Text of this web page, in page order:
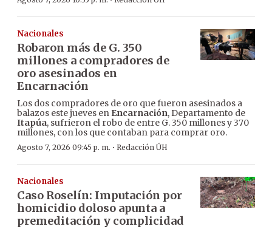
Nacionales
Robaron más de G. 350
millones a compradores de
oro asesinados en
Encarnación
Los dos compradores de oro que fueron asesinados a
balazos este jueves en Encarnación, Departamento de
Itapúa, sufrieron el robo de entre G. 350 millones y 370
millones, con los que contaban para comprar oro.
Agosto 7, 2026 09:45 p. m. · Redacción ÚH
Nacionales
Caso Roselín: Imputación por
homicidio doloso apunta a
premeditación y complicidad